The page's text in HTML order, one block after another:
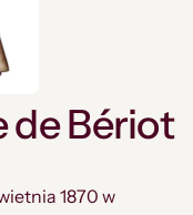
de Bériot
1870 w